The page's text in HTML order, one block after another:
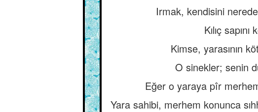
Irmak, kendisini
Kılıç
Kimse, yarasının
O sinekler; senin
Eğer o yaraya pîr
Yara sahibi, merhem konunca